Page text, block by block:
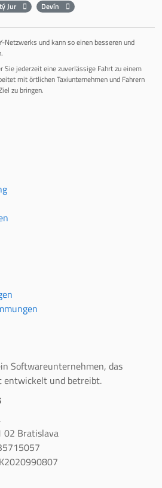
Jur Devín
Netzwerks und kann so einen besseren und
Sie jederzeit eine zuverlässige Fahrt zu einem
mit örtlichen Taxiunternehmen und Fahrern
zu bringen.
Softwareunternehmen, das
entwickelt und betreibt.
02 Bratislava